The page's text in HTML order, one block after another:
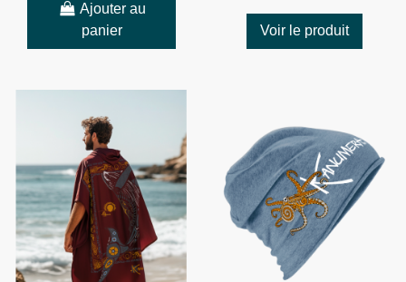
Ajouter au
panier
Voir le produit